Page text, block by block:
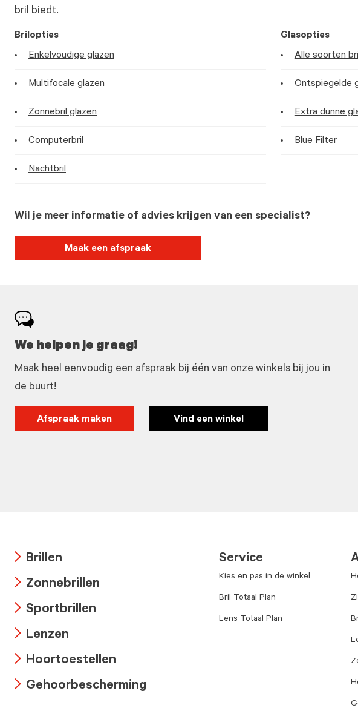
bril biedt.
Brilopties
Enkelvoudige glazen
Multifocale glazen
Zonnebril glazen
Computerbril
Nachtbril
Glasopties
Alle soorten
Ontspiegelde
Extra dunne
Blue Filter
Wil je meer informatie of advies krijgen van een specialist?
Maak een afspraak
We helpen je graag!
Maak heel eenvoudig een afspraak bij één van onze winkels bij jou in
de buurt!
Afspraak maken Vind een winkel
icon
Brillen
icon
Zonnebrillen
icon
Sportbrillen
icon
Lenzen
icon
Hoortoestellen
Gehoorbescherming
Service
Kies en pas in de winkel
Bril Totaal Plan
Lens Totaal Plan